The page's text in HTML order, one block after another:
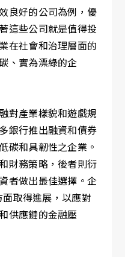
良好的公司為例，優
這些公司就是值得投
在社會和治理層面的
、實為漂綠的企
對產業樣貌和遊戲規
銀行推出融資和債券
碳和具韌性之企業。
財務策略，後者則衍
者做出最佳選擇。企
取得進展，以應對
供應鏈的金融壓